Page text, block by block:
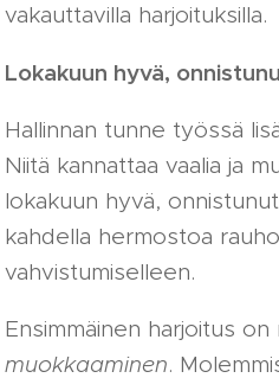
vakauttavilla harjoituksilla.
Lokakuun hyvä,
Hallinnan tunne työssä
Niitä kannattaa vaalia ja
lokakuun hyvä,
kahdella hermostoa
vahvistumiselleen.
Ensimmäinen harjoitus on
muokkaaminen.